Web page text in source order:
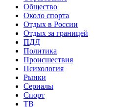
Общество
Около спорта
Отдых в России
Отдых за границей
ПДД
Политика
Происшествия
Психология
Рынки
Сериалы
Спорт
ТВ